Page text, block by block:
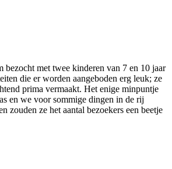
bezocht met twee kinderen van 7 en 10 jaar
die er worden aangeboden erg leuk; ze
prima vermaakt. Het enige minpuntje
en we voor sommige dingen in de rij
zouden ze het aantal bezoekers een beetje